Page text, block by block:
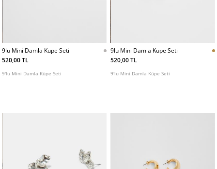
9lu Mini Damla Kupe Seti
520,00 TL
9'lu Mini Damla Küpe Seti
9lu Mini Damla Kupe Seti
520,00 TL
9'lu Mini Damla Küpe Seti